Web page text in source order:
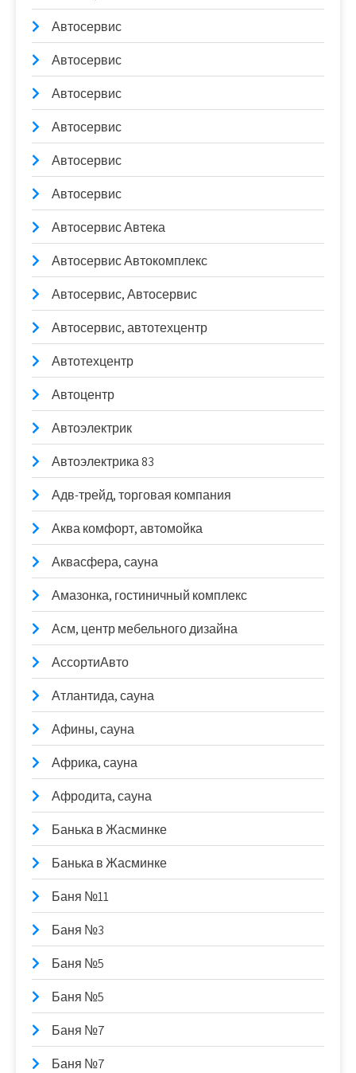
Автосервис
Автосервис
Автосервис
Автосервис
Автосервис
Автосервис
Автосервис Автека
Автосервис Автокомплекс
Автосервис, Автосервис
Автосервис, автотехцентр
Автотехцентр
Автоцентр
Автоэлектрик
Автоэлектрика 83
Адв-трейд, торговая компания
Аква комфорт, автомойка
Аквасфера, сауна
Амазонка, гостиничный комплекс
Асм, центр мебельного дизайна
АссортиАвто
Атлантида, сауна
Афины, сауна
Африка, сауна
Афродита, сауна
Банька в Жасминке
Банька в Жасминке
Баня №11
Баня №3
Баня №5
Баня №5
Баня №7
Баня №7